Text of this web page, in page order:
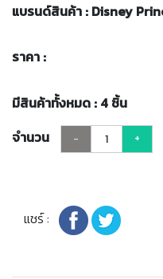
แบรนด์สินค้า : Disney
ราคา :
มีสินค้าทั้งหมด : 4 ชิ้น
จำนวน
- +
แชร์ :